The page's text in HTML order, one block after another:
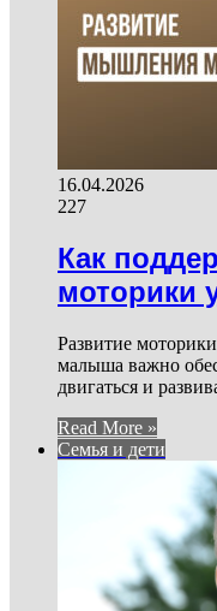
16.04.2026
227
Как
моторики
Развитие
малыша важно
двигаться и
Read More »
Семья и дети